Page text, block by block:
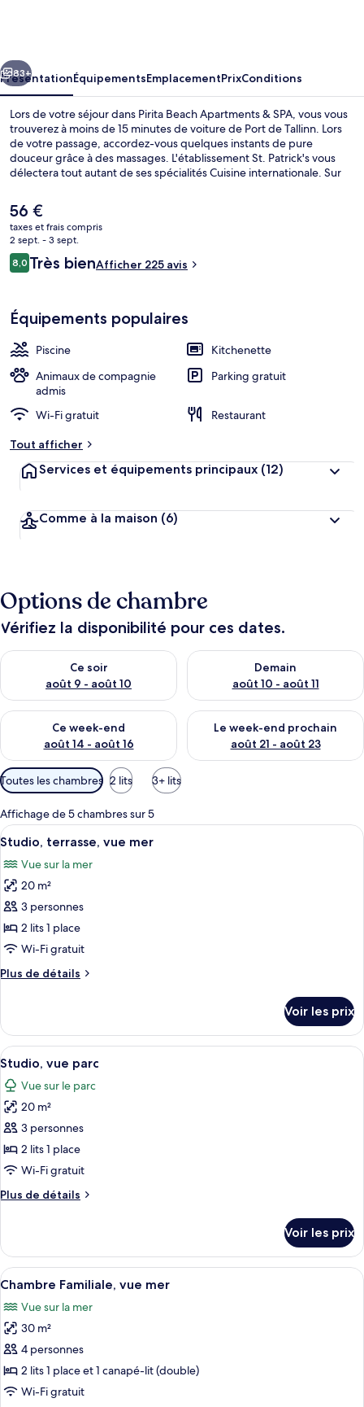
SPA
Suivant
83+
PrésentationÉquipementsEmplacementPrixConditions
Lors de votre séjour dans Pirita Beach Apartments & SPA, vous vous
trouverez à moins de 15 minutes de voiture de Port de Tallinn. Lors
de votre passage, accordez-vous quelques instants de pure
douceur grâce à des massages. L'établissement St. Patrick's vous
délectera tout autant de ses spécialités Cuisine internationale. Sur
sauna ! Les appartements profitent en outre de petits plus sympas
comme un réfrigérateur et un micro-ondes. Pratique, non ?
Le
prix
actuel
est
de
56 €
taxes et frais compris
2 sept. - 3 sept.
Avis
voyageurs
8,08,0 sur 10
Très bienAfficher 225 avis
Équipements populaires
Piscine
Kitchenette
Animaux de compagnie
admis
Parking gratuit
Wi-Fi gratuit
Restaurant
Tout afficher
Services et équipements principaux (12)
Comme à la maison (6)
Options de chambre
Vérifiez la disponibilité pour ces dates.
Ce soir
août 9 - août 10
Vérifier la disponibilité pour ce soir août 9 - août 10
Demain
août 10 - août 11
Vérifier la disponibilité pour
Ce week-end
août 14 - août 16
Vérifier la disponibilité pour ce week-end août 14 - août 16
Le week-end prochain
août 21 - août 23
Vérifier la disponibilité pour
Filtres
disponibles
pour
les
chambres
Toutes les chambres 2 lits 3+ lits
Affichage de 5 chambres sur 5
Afficher
toutes
les
photos
pour
ce
type
chambre :
vue
mer
Une chambre d’hôtel avec un lit, un
15
Studio, terrasse, vue mer
Vue sur la mer
20 m²
3 personnes
2 lits 1 place
Wi-Fi gratuit
Plus de détails
Plus
le
type
de
chambre
Studio,
terrasse,
vue
mer
Voir les prix
Afficher
toutes
les
photos
pour
ce
type
chambre :
parc
Une chambre à coucher avec un lit,
17
Studio, vue parc
Vue sur le parc
20 m²
3 personnes
2 lits 1 place
Wi-Fi gratuit
Plus de détails
Plus
le
type
de
Studio,
vue
parc
Voir les prix
Afficher
toutes
les
photos
pour
ce
type
Une chambre d’hôtel avec deux
19
Chambre Familiale, vue mer
Vue sur la mer
30 m²
4 personnes
2 lits 1 place et 1 canapé-lit (double)
Wi-Fi gratuit